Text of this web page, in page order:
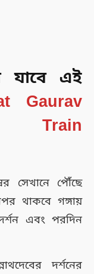
যাবে এই
Gaurav
Train
সেখানে পৌঁছে
থাকবে গঙ্গায়
এবং পরদিন
দর্শনের